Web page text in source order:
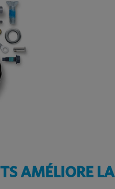
AMÉLIORE LA